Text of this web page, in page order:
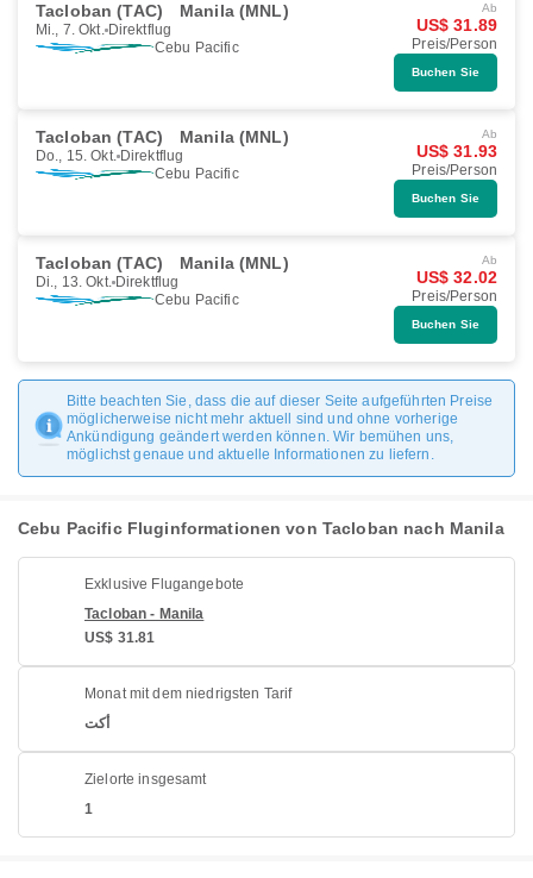
Tacloban (TAC) Manila (MNL)
Mi., 7. Okt. Direktflug
Cebu Pacific
Ab
US$ 31.89
Preis/Person
Buchen Sie
Tacloban (TAC) Manila (MNL)
Do., 15. Okt. Direktflug
Cebu Pacific
Ab
US$ 31.93
Preis/Person
Buchen Sie
Tacloban (TAC) Manila (MNL)
Di., 13. Okt. Direktflug
Cebu Pacific
Ab
US$ 32.02
Preis/Person
Buchen Sie
Bitte beachten Sie, dass die auf dieser Seite aufgeführten Preise
möglicherweise nicht mehr aktuell sind und ohne vorherige
Ankündigung geändert werden können. Wir bemühen uns,
möglichst genaue und aktuelle Informationen zu liefern.
Cebu Pacific Fluginformationen von Tacloban nach Manila
Exklusive Flugangebote
Tacloban - Manila
US$ 31.81
Monat mit dem niedrigsten Tarif
أكت
Zielorte insgesamt
1